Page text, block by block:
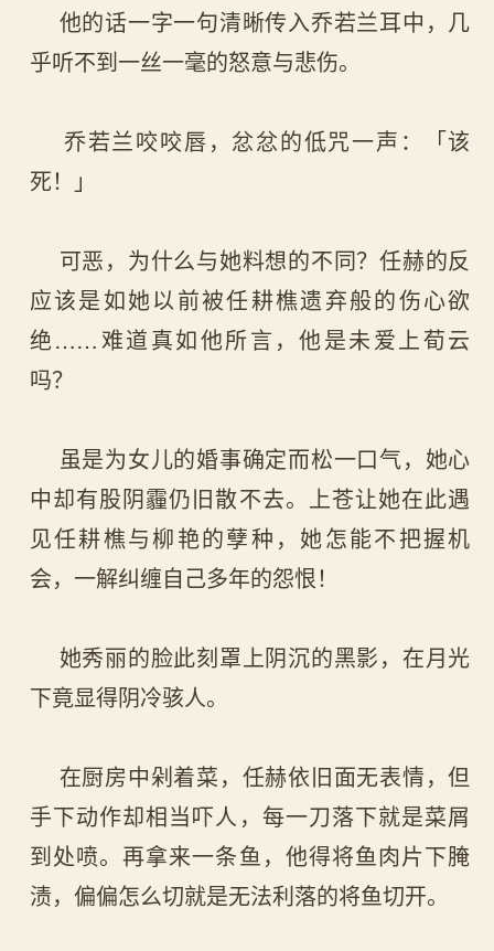
他的话一字一句清晰传入乔若兰耳中，几
乎听不到一丝一毫的怒意与悲伤。
乔若兰咬咬唇，忿忿的低咒一声：「该
死！」
可恶，为什么与她料想的不同？任赫的反
应该是如她以前被任耕樵遗弃般的伤心欲
绝……难道真如他所言，他是未爱上荀云
吗？
虽是为女儿的婚事确定而松一口气，她心
中却有股阴霾仍旧散不去。上苍让她在此遇
见任耕樵与柳艳的孽种，她怎能不把握机
会，一解纠缠自己多年的怨恨！
她秀丽的脸此刻罩上阴沉的黑影，在月光
下竟显得阴冷骇人。
在厨房中剁着菜，任赫依旧面无表情，但
手下动作却相当吓人，每一刀落下就是菜屑
到处喷。再拿来一条鱼，他得将鱼肉片下腌
渍，偏偏怎么切就是无法利落的将鱼切开。